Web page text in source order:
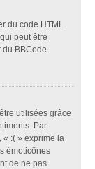
du code HTML
peut être
du BBCode.
utilisées grâce
Par
« :( » exprime la
émoticônes
de ne pas